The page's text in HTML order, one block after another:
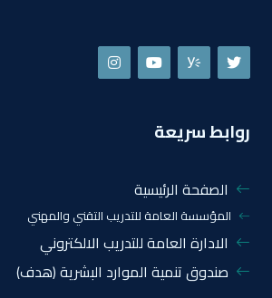
روابط سريعة
الصفحة الرئيسية
المؤسسة العامة للتدريب التقني والمهني
الادارة العامة للتدريب الالكتروني
صندوق تنمية الموارد البشرية (هدف)